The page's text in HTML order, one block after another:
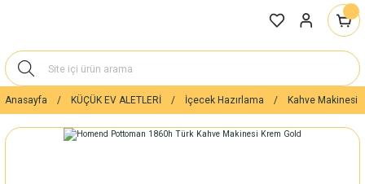
Anasayfa KÜÇÜK EV ALETLERİ İçecek Hazırlama Kahve Makinesi